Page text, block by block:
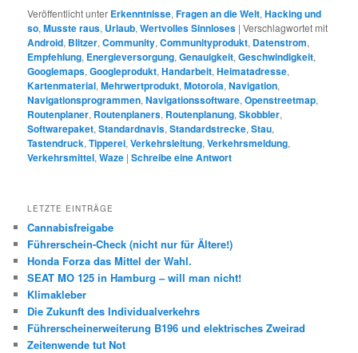
Veröffentlicht unter Erkenntnisse,Fragen an die Welt,Hacking und
so,Musste raus, Urlaub,Wertvolles Sinnloses |Verschlagwortet mit
Android, Blitzer,Community,Communityprodukt, Datenstrom,
Empfehlung, Energieversorgung,Genauigkeit,Geschwindigkeit,
Googlemaps,Googleprodukt,Handarbeit,Heimatadresse,
Kartenmaterial,Mehrwertprodukt,Motorola,Navigation,
Navigationsprogrammen,Navigationssoftware,Openstreetmap,
Routenplaner, Routenplaners, Routenplanung,Skobbler,
Softwarepaket,Standardnavis,Standardstrecke,Stau,
Tastendruck,Tipperei,Verkehrsleitung,Verkehrsmeldung,
Verkehrsmittel,Waze |Schreibe eine Antwort
LETZTE EINTRÄGE
Cannabisfreigabe
Führerschein-Check (nicht nur für Ältere!)
Honda Forza das Mittel der Wahl.
SEAT MO 125 in Hamburg – will man nicht!
Klimakleber
Die Zukunft des Individualverkehrs
Führerscheinerweiterung B196 und elektrisches Zweirad
Zeitenwende tut Not